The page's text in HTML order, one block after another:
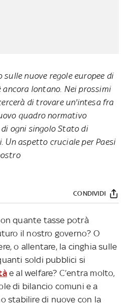
sulle nuove regole europee di
ancora lontano. Nei prossimi
di trovare un'intesa fra
quadro normativo
ogni singolo Stato di
Un aspetto cruciale per Paesi
CONDIVIDI
quante tasse potrà
il nostro governo? O
o allentare, la cinghia sulle
soldi pubblici si
e al welfare? C’entra molto,
di bilancio comuni e a
stabilire di nuove con la